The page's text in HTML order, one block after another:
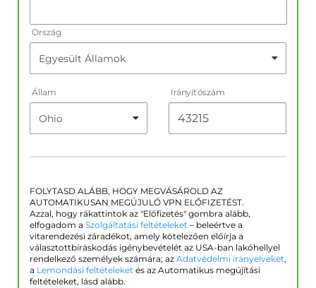
Ország
Állam Irányítószám
FOLYTASD ALÁBB, HOGY MEGVÁSÁROLD AZ
AUTOMATIKUSAN MEGÚJULÓ VPN ELŐFIZETÉST.
Azzal, hogy rákattintok az "Előfizetés" gombra alább,
elfogadom a Szolgáltatási feltételeket – beleértve a
vitarendezési záradékot, amely kötelezően előírja a
választottbíráskodás igénybevételét az USA-ban lakóhellyel
rendelkező személyek számára; az Adatvédelmi irányelveket,
a Lemondási feltételeket és az Automatikus megújítási
feltételeket, lásd alább.